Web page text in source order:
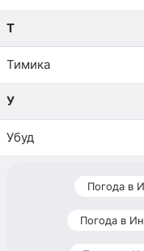
Т
Тимика
У
Убуд
Погода в
Погода в